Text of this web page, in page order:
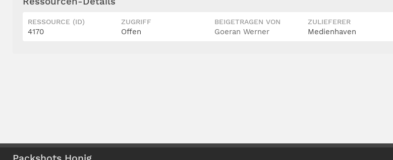
RESSOURCE (ID)
4170
ZUGRIFF
Offen
BEIGETRAGEN VON
Goeran Werner
ZULIEFERER
Medienhaven